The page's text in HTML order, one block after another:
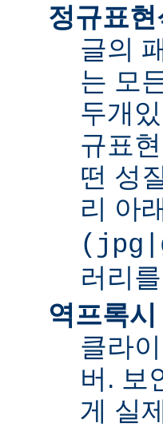
정규표
글의
는 모
두개
규표
떤 성
리 아
러리
역프록
클라
버. 보
게 실